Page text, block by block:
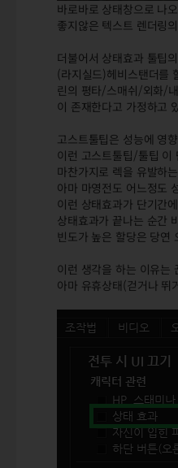
바로바로 상태창으로 나
좋지않은 텍스트 렌더링
더불어서 상태효과 툴팁
(라지실드)헤비스탠더를
린의 평타/스매쉬/외화/
이 존재한다고 가정하고
고스트툴팁은 성능에 영
이런 고스트툴팁/툴팁 이
마찬가지로 렉을 유발하
아마 마영전도 어느정도
이런 상태효과가 단기간
상태효과가 끝나는 순간
빈도가 높은 할당은 당연
이런 생각을 하는 이유는
아마 유휴상태(걷거나 뛰